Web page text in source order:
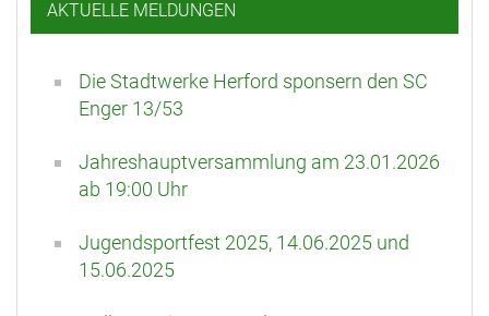
AKTUELLE MELDUNGEN
Die Stadtwerke Herford sponsern den SC
Enger 13/53
Jahreshauptversammlung am 23.01.2026
ab 19:00 Uhr
Jugendsportfest 2025, 14.06.2025 und
15.06.2025